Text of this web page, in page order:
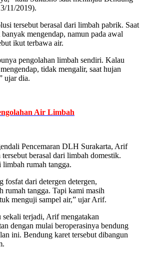
11/2019).
tersebut berasal dari limbah pabrik. Saat
mengendap, namun pada awal
ikut terbawa air.
pengolahan limbah sendiri. Kalau
tidak mengalir, saat hujan
ujar dia.
Air Limbah
Pencemaran DLH Surakarta, Arif
berasal dari limbah domestik.
rumah tangga.
fosfat dari detergen detergen,
rumah tangga. Tapi kami masih
menguji sampel air,” ujar Arif.
sekali terjadi, Arif mengatakan
dengan mulai beroperasinya bendung
ini. Bendung karet tersebut dibangun